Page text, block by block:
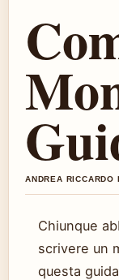
ANDREA
Chiunque
scrivere un
questa